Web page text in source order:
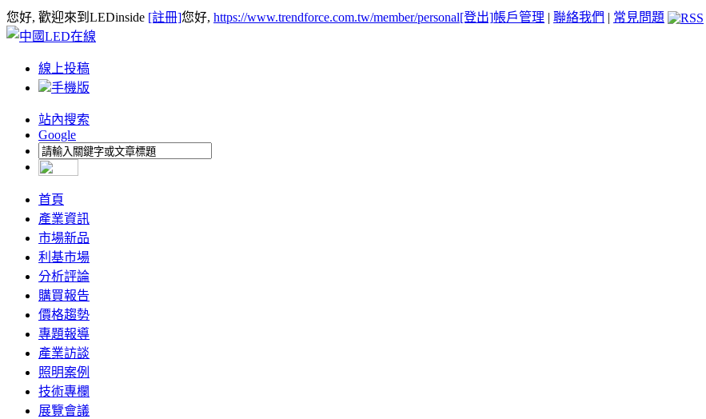
您好, 歡迎來到LEDinside [註冊]您好, https://www.trendforce.com.tw/member/personal[登出]帳戶管理 | 聯絡我們 | 常見問題
線上投稿
手機版
站內搜索
Google
首頁
產業資訊
市場新品
利基市場
分析評論
購買報告
價格趨勢
專題報導
產業訪談
照明案例
技術專欄
展覽會議